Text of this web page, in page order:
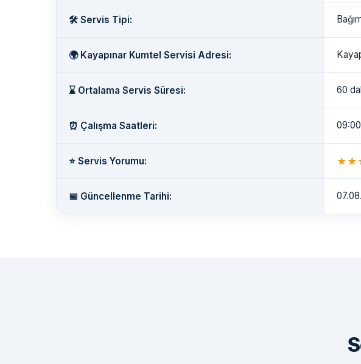
🛠️ Servis Tipi:
🌍 Kayapınar Kumtel Servisi Adresi:
⌛ Ortalama Servis Süresi: 60
⏰ Çalışma Saatleri:
⭐ Servis Yorumu: ★ ★
📅 Güncellenme Tarihi: